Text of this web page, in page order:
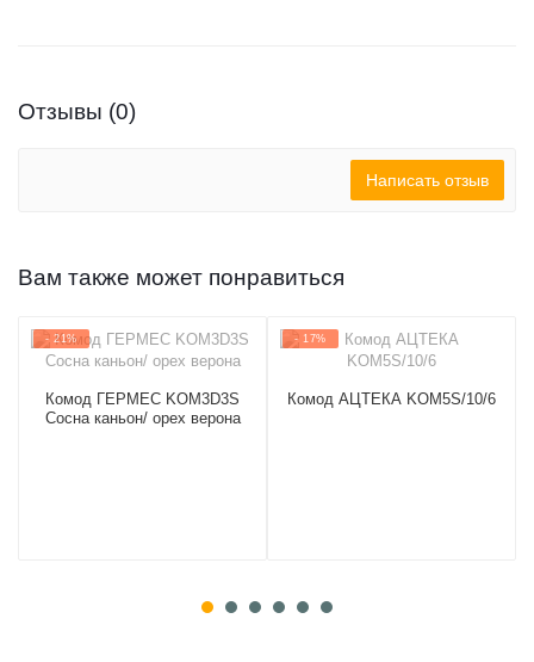
Отзывы (0)
Написать отзыв
Вам также может понравиться
- 21%
Комод ГЕРМЕС KOM3D3S
Сосна каньон/ орех верона
- 17%
Комод АЦТЕКА KOM5S/10/6